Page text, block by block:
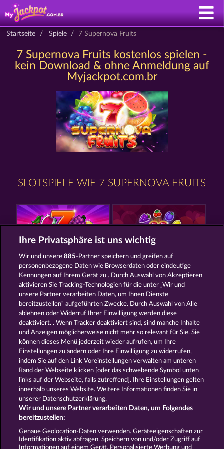
Startseite Spiele 7 Supernova Fruits
7 Supernova Fruits kostenlos spielen -
kein Download & ohne Anmeldung auf
Myjackpot.com.br
SLOTSPIELE WIE 7 SUPERNOVA FRUITS
FANCY FRUITS FRUIT LOVE
EXPLODIAC RHFP
AGB Datenschutz Impressum
Unternehmensseite
Affiliate-Programm
Widerruf einreichen
Ihre Privatsphäre ist uns wichtig
Wir und unsere885-Partner speichern und greifen auf
personenbezogene Daten wie Browserdaten oder eindeutige
Kennungen auf Ihrem Gerät zu . Durch Auswahl von Akzeptieren
aktivieren Sie Tracking-Technologien für die unter „Wir und
unsere Partner verarbeiten Daten, um Ihnen Dienste
bereitzustellen“ aufgeführten Zwecke. Durch Auswahl von Alle
ablehnen oder Widerruf Ihrer Einwilligung werden diese
deaktiviert. . Wenn Tracker deaktiviert sind, sind manche Inhalte
und Anzeigen möglicherweise nicht mehr so ​​relevant für Sie. Sie
können dieses Menü jederzeit wieder aufrufen, um Ihre
Einstellungen zu ändern oder Ihre Einwilligung zu widerrufen,
indem Sie auf den Link Voreinstellungen verwalten am unteren
Rand der Webseite klicken [oder das schwebende Symbol unten
links auf der Webseite, falls zutreffend]. Ihre Einstellungen gelten
innerhalb unseres Website. Weitere Informationen finden Sie in
unserer Datenschutzerklärung.
Wir und unsere Partner verarbeiten Daten, um Folgendes
bereitzustellen:
Genaue Geolocation-Daten verwenden. Geräteeigenschaften zur
Identifikation aktiv abfragen. Speichern von und/oder Zugriff auf